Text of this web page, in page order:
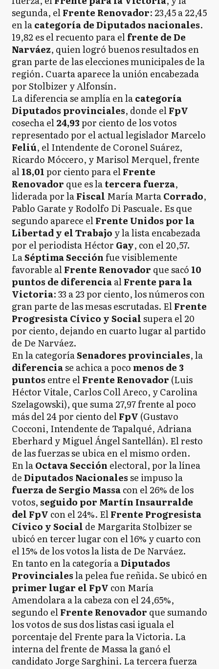
segunda, elFrente Renovador: 23,45 a 22,45
en lacategoría de Diputados nacionales.
19,82 es el recuento para elfrente de De
Narváez, quien logró buenos resultados en
gran parte de las elecciones municipales de la
región. Cuarta aparece la unión encabezada
por Stolbizer y Alfonsín.
La diferencia se amplía en lacategoría
Diputados provinciales, donde elFpV
cosecha el24,93por ciento de los votos
representado por el actual legislador Marcelo
Feliú, el Intendente de Coronel Suárez,
Ricardo Móccero, y Marisol Merquel, frente
al18,01por ciento para elFrente
Renovador que es latercera fuerza,
liderada por laFiscal María MartaCorrado,
Pablo Garate y Rodolfo Di Pascuale. Es que
segundo aparece elFrente Unidos por la
Libertad y el Trabajo y la lista encabezada
por el periodista Héctor Gay, con el 20,57.
LaSéptima Secciónfue visiblemente
favorable alFrente Renovador que sacó 10
puntos de diferenciaalFrente para la
Victoria: 33 a 23 por ciento, los números con
gran parte de las mesas escrutadas. ElFrente
Progresista Cívico y Socialsupera el 20
por ciento, dejando en cuarto lugar al partido
de De Narváez.
En la categoríaSenadores provinciales, la
diferenciase achica a poco menos de 3
puntos entre elFrente Renovador (Luis
Héctor Vitale, Carlos Coll Areco, y Carolina
Szelagowski), que suma 27,97 frente al poco
más del 24 por ciento delFpV (Gustavo
Cocconi, Intendente de Tapalqué, Adriana
Eberhard y Miguel Ángel Santellán). El resto
de las fuerzas se ubica en el mismo orden.
En laOctava Sección electoral, por la línea
deDiputados Nacionalesse impuso la
fuerza de Sergio Massacon el 26% de los
votos, seguido por Martín Insaurralde
del FpV con el 24%. ElFrente Progresista
Cívico y Social de Margarita Stolbizer se
ubicó en tercer lugar con el 16% y cuarto con
el 15% de los votos la lista de De Narváez.
En tanto en la categoría aDiputados
Provincialesla pelea fue reñida. Se ubicó en
primer lugar el FpV con María
Amendolara a la cabeza con el 24,65%,
segundo elFrente Renovador que sumando
los votos de sus dos listas casi iguala el
porcentaje del Frente para la Victoria. La
interna del frente de Massa la ganó el
candidato Jorge Sarghini. La tercera fuerza